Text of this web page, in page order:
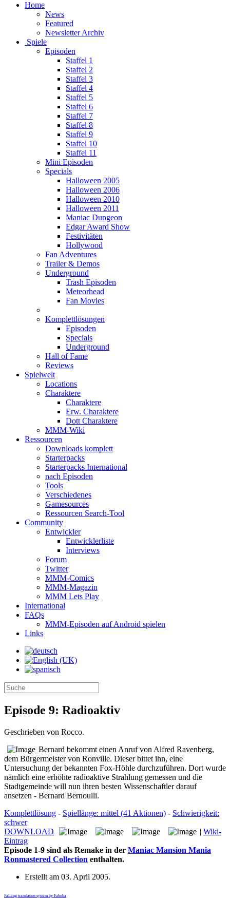
Home
News
Featured
Newsletter Archiv
Spiele
Episoden
Staffel 1
Staffel 2
Staffel 3
Staffel 4
Staffel 5
Staffel 6
Staffel 7
Staffel 8
Staffel 9
Staffel 10
Staffel 11
Mini Episoden
Specials
Halloween 2005
Halloween 2006
Halloween 2010
Halloween 2011
Maniac Dungeon
Edgar Award Show
Festivitäten
Hollywood
Fan Adventures
Trailer & Demos
Underground
Trash Episoden
Meteorhead
Fan Movies
Komplettlösungen
Episoden
Specials
Underground
Hall of Fame
Reviews
Spielwelt
Locations
Charaktere
Charaktere
Erw. Charaktere
Dott Charaktere
MMM-Wiki
Ressourcen
Downloads komplett
Starterpacks
Starterpacks International
nach Episoden
Tools
Verschiedenes
Gamesources
Ressourcen Search-Tool
Community
Entwickler
Entwicklerliste
Interviews
Forum
Twitter
MMM-Comics
MMM-Magazin
MMM Lets Play
International
FAQs
MMM-Episoden auf Android spielen
Links
Episode 9: Radioaktiv
Geschrieben von Rocco.
Bernard bekommt einen Anruf von Alfred Ravenberg,
dem Bürgermeister von Ronville. Dieser bittet ihn, eine
Untersuchung der bekannten Fox-Höhle durchzuführen. Dort wurde
nämlich eine erhöhte radioaktive Strahlung gemessen und die
Stadtgemeinde will nun ihren besten Wissenschaftler darauf
ansetzen - Bernard Bernoulli.
Komplettlösung - Spiellänge: mittel (41 Aktionen) - Schwierigkeit:
schwer
DOWNLOAD
| Wiki-
Eintrag
Episode 1-9 sind als Remake in der Maniac Mansion Mania
Ronmastered Collection enthalten.
Erstellt am 03. April 2005.
FaLang translation system by Faboba